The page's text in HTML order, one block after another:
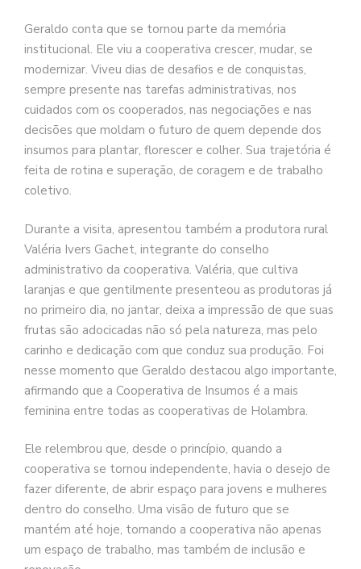
Geraldo conta que se tornou parte da memória
institucional. Ele viu a cooperativa crescer, mudar, se
modernizar. Viveu dias de desafios e de conquistas,
sempre presente nas tarefas administrativas, nos
cuidados com os cooperados, nas negociações e nas
decisões que moldam o futuro de quem depende dos
insumos para plantar, florescer e colher. Sua trajetória é
feita de rotina e superação, de coragem e de trabalho
coletivo.
Durante a visita, apresentou também a produtora rural
Valéria Ivers Gachet, integrante do conselho
administrativo da cooperativa. Valéria, que cultiva
laranjas e que gentilmente presenteou as produtoras já
no primeiro dia, no jantar, deixa a impressão de que suas
frutas são adocicadas não só pela natureza, mas pelo
carinho e dedicação com que conduz sua produção. Foi
nesse momento que Geraldo destacou algo importante,
afirmando que a Cooperativa de Insumos é a mais
feminina entre todas as cooperativas de Holambra.
Ele relembrou que, desde o princípio, quando a
cooperativa se tornou independente, havia o desejo de
fazer diferente, de abrir espaço para jovens e mulheres
dentro do conselho. Uma visão de futuro que se
mantém até hoje, tornando a cooperativa não apenas
um espaço de trabalho, mas também de inclusão e